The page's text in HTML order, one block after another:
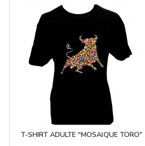
T-SHIRT ADULTE "MOSAÏQUE TORO"